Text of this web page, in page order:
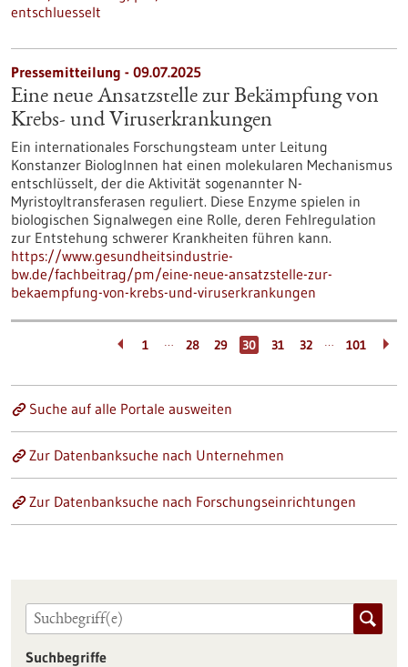
entschluesselt
Pressemitteilung - 09.07.2025
Eine neue Ansatzstelle zur Bekämpfung von
Krebs- und Viruserkrankungen
Ein internationales Forschungsteam unter Leitung
Konstanzer BiologInnen hat einen molekularen Mechanismus
entschlüsselt, der die Aktivität sogenannter N-
Myristoyltransferasen reguliert. Diese Enzyme spielen in
biologischen Signalwegen eine Rolle, deren Fehlregulation
zur Entstehung schwerer Krankheiten führen kann.
https://www.gesundheitsindustrie-
bw.de/fachbeitrag/pm/eine-neue-ansatzstelle-zur-
bekaempfung-von-krebs-und-viruserkrankungen
1 … 28 29 30 31 32 … 101
Suche auf alle Portale ausweiten
Zur Datenbanksuche nach Unternehmen
Zur Datenbanksuche nach Forschungseinrichtungen
Suchbegriffe